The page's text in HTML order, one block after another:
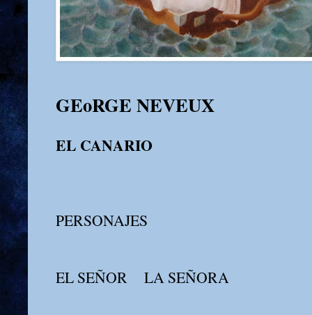
GEoRGE NEVEUX
EL CANARIO
PERSONAJES
EL SEÑOR LA SEÑORA